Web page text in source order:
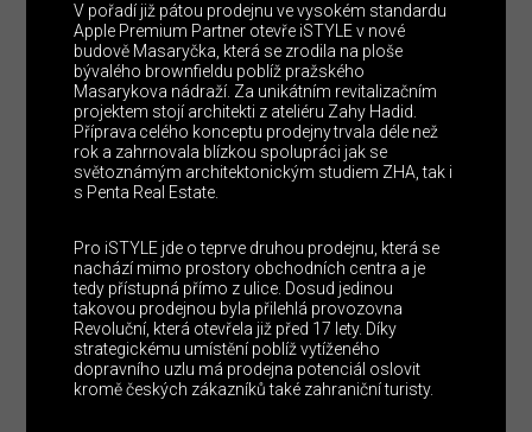
V pořadí již pátou prodejnu ve vysokém standardu
Apple Premium Partner otevře iSTYLE v nové
budově Masaryčka, která se zrodila na ploše
bývalého brownfieldu poblíž pražského
Masarykova nádraží. Za unikátním revitalizačním
projektem stojí architekti z ateliéru Zahy Hadid.
Příprava celého konceptu prodejny trvala déle než
rok a zahrnovala blízkou spolupráci jak se
světoznámým architektonickým studiem ZHA, tak i
s Penta Real Estate.
Pro iSTYLE jde o teprve druhou prodejnu, která se
nachází mimo prostory obchodních centra a je
tedy přístupná přímo z ulice. Dosud jedinou
takovou prodejnou byla přilehlá provozovna
Revoluční, která otevřela již před 17 lety. Díky
strategickému umístění poblíž vytíženého
dopravního uzlu má prodejna potenciál oslovit
kromě českých zákazníků také zahraniční turisty.